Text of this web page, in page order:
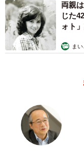
島根県松江市・法眼寺の
両親
じた
ォト
ま